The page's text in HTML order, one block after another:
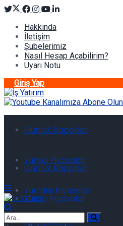
Hakkında
İletişim
Şubelerimiz
Nasıl Hesap Açabilirim?
Uyarı Notu
Giriş Yap
Günlük Raporlar
Yurtiçi Piyasalar
Yurtdışı Piyasalar
Son Haberler
Günlük Raporlar
Yurtiçi Piyasalar